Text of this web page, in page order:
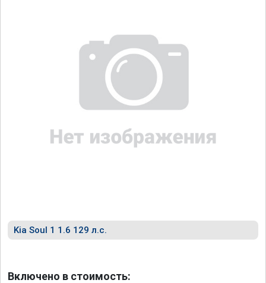
Kia Soul 1 1.6 129 л.с.
Включено в стоимость: